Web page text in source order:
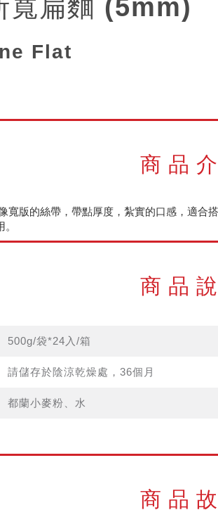
扁麵 (5mm)
Flat
商品
寬版的絲帶，帶點厚度，紮實的口感，適合
商品
500g/袋*24入/箱
請儲存於陰涼乾燥處，36個月
都蘭小麥粉、水
商品